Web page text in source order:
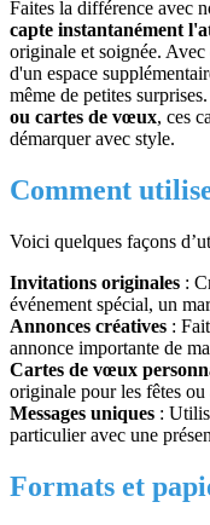
Faites la différence avec
capte instantanément
originale et soignée.
d'un espace
même de petites
ou cartes de vœux, ces
démarquer avec style.
Comment
Voici quelques façons
Invitations originales :
événement spécial, un
Annonces créatives :
annonce importante de
Cartes de vœux
originale pour les fêtes ou
Messages uniques :
particulier avec une
Formats et